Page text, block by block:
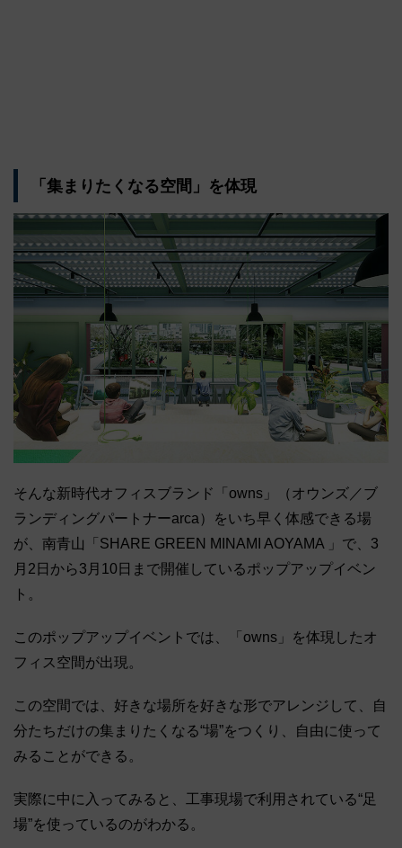
「集まりたくなる空間」を体現
そんな新時代オフィスブランド「owns」（オウンズ／ブ
ランディングパートナーarca）をいち早く体感できる場
が、南⻘山「SHARE GREEN MINAMI AOYAMA 」で、3
月2日から3月10日まで開催しているポップアップイベン
ト。
このポップアップイベントでは、「owns」を体現したオ
フィス空間が出現。
この空間では、好きな場所を好きな形でアレンジして、自
分たちだけの集まりたくなる“場”をつくり、自由に使って
みることができる。
実際に中に入ってみると、工事現場で利用されている“足
場”を使っているのがわかる。